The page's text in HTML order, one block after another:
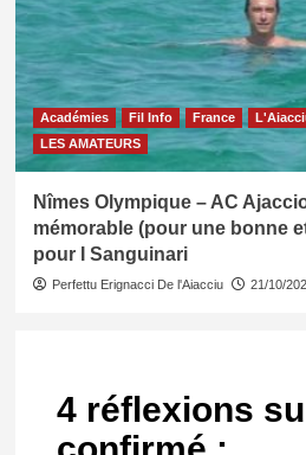
Académies Fil Info France
LES AMATEURS
Nîmes Olympique – AC
mémorable (pour une bonne
pour I Sanguinari
Perfettu Erignacci De l'Aiacciu 21/10/
4 réflexions